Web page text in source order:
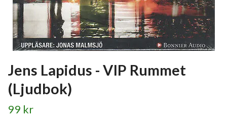
Jens Lapidus - VIP Rummet
(Ljudbok)
99 kr